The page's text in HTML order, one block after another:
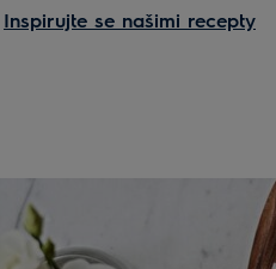
Inspirujte se našimi recepty